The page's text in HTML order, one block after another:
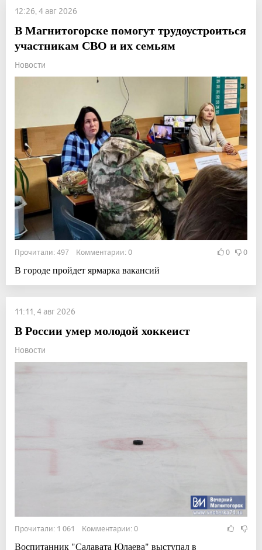
12:26, 4 авг 2026
В Магнитогорске помогут трудоустроиться
участникам СВО и их семьям
Новости
Прочитали: 497 Комментарии: 0 0 0
В городе пройдет ярмарка вакансий
11:11, 4 авг 2026
В России умер молодой хоккеист
Новости
Прочитали: 1 061 Комментарии: 0
Воспитанник "Салавата Юлаева" выступал в